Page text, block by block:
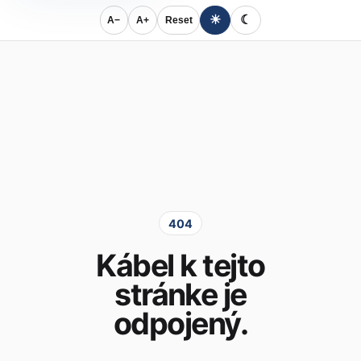
A− A+ Reset ☀ ☾
404
Kábel k tejto
stránke je
odpojený.